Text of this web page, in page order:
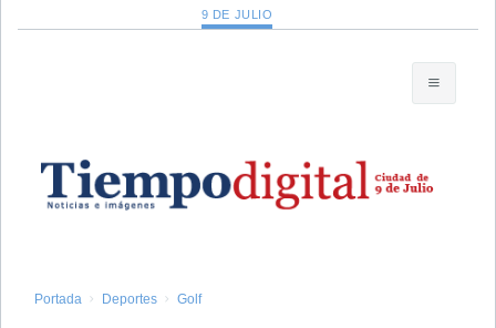
9 DE JULIO
Portada Deportes Golf